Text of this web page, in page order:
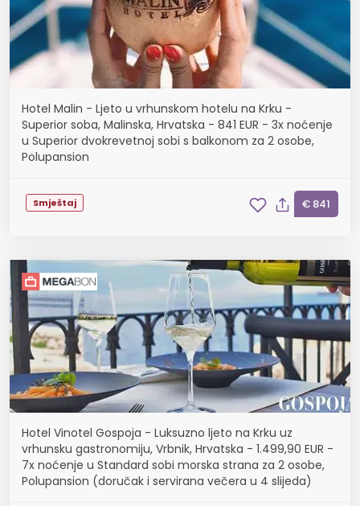
Hotel Malin - Ljeto u vrhunskom hotelu na Krku -
Superior soba, Malinska, Hrvatska - 841 EUR - 3x noćenje
u Superior dvokrevetnoj sobi s balkonom za 2 osobe,
Polupansion
Smještaj € 841
Hotel Vinotel Gospoja - Luksuzno ljeto na Krku uz
vrhunsku gastronomiju, Vrbnik, Hrvatska - 1.499,90 EUR -
7x noćenje u Standard sobi morska strana za 2 osobe,
Polupansion (doručak i servirana večera u 4 slijeda)